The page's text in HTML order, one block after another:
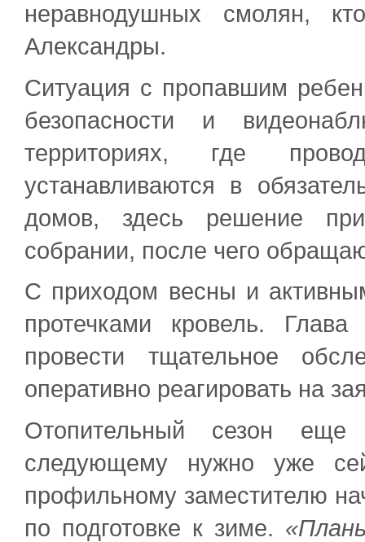
неравнодушных смолян,
Александры.
Ситуация с пропавшим
безопасности и
территориях, где
устанавливаются в
домов, здесь решение
собрании, после чего
С приходом весны и
протечками кровель.
провести тщательное
оперативно реагировать на
Отопительный сезон
следующему нужно уже
профильному заместителю
по подготовке к зиме.